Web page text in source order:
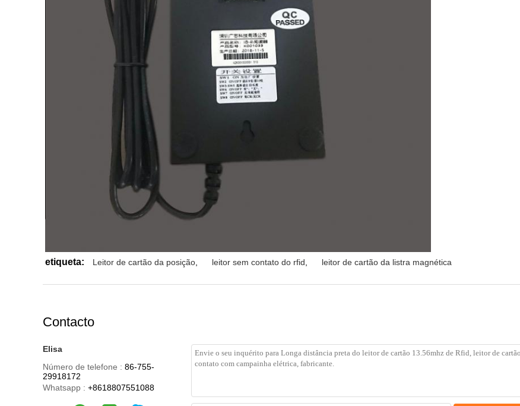
etiqueta: Leitor de cartão da posição leitor sem contato do rfid leitor de cartão da listra magnética
Contacto
Elisa
Número de telefone : 86-755-
29918172
Whatsapp : +8618807551088